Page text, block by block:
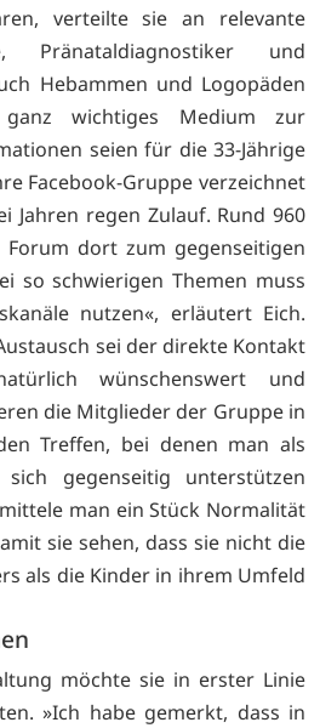
verteilte sie an relevante
Pränataldiagnostiker und
Hebammen und Logopäden
wichtiges Medium zur
seien für die 33-Jährige
Facebook-Gruppe verzeichnet
Jahren regen Zulauf. Rund 960
dort zum gegenseitigen
so schwierigen Themen muss
nutzen«, erläutert Eich.
sei der direkte Kontakt
wünschenswert und
die Mitglieder der Gruppe in
Treffen, bei denen man als
gegenseitig unterstützen
man ein Stück Normalität
sie sehen, dass sie nicht die
als die Kinder in ihrem Umfeld
möchte sie in erster Linie
»Ich habe gemerkt, dass in